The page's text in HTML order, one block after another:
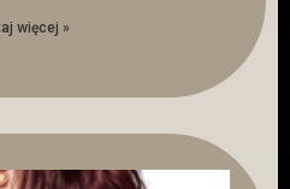
więcej »